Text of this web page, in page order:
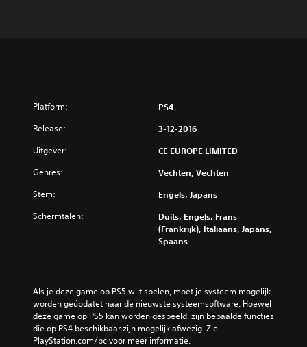
Platform: PS4
Release: 3-12-2016
Uitgever: CE EUROPE LIMITED
Genres: Vechten, Vechten
Stem: Engels, Japans
Schermtalen:
Duits, Engels, Frans
(Frankrijk), Italiaans, Japans,
Spaans
Als je deze game op PS5 wilt spelen, moet je systeem mogelijk
worden geüpdatet naar de nieuwste systeemsoftware. Hoewel
deze game op PS5 kan worden gespeeld, zijn bepaalde functies
die op PS4 beschikbaar zijn mogelijk afwezig. Zie
PlayStation.com/bc voor meer informatie.